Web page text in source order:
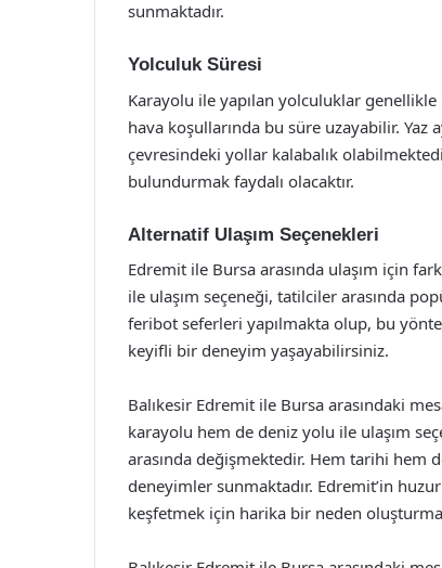
sunmaktadır.
Yolculuk Süresi
Karayolu ile yapılan yolculuklar
hava koşullarında bu süre uzayabilir.
çevresindeki yollar kalabalık
bulundurmak faydalı olacaktır.
Alternatif Ulaşım Seçenekleri
Edremit ile Bursa arasında ulaşım için
ile ulaşım seçeneği, tatilciler arasında
feribot seferleri yapılmakta olup, bu
keyifli bir deneyim yaşayabilirsiniz.
Balıkesir Edremit ile Bursa arasındaki
karayolu hem de deniz yolu ile ulaşım
arasında değişmektedir. Hem tarihi hem
deneyimler sunmaktadır. Edremit’in
keşfetmek için harika bir neden